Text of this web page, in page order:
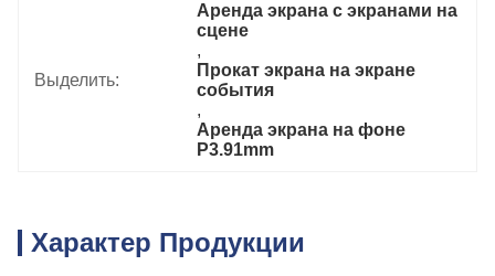
Выделить:
Аренда экрана с экранами на
сцене
,
Прокат экрана на экране
события
,
Аренда экрана на фоне
P3.91mm
Характер Продукции